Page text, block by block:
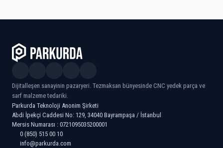
Dijitalleşen sanayinin pazaryeri. Tezmaksan bünyesinde CNC yedek parça ve
sarf malzeme tedariki.
Parkurda Teknoloji Anonim Şirketi
Abdi İpekçi Caddesi No: 129, 34040 Bayrampaşa / İstanbul
Mersis Numarası : 0721095035200001
0 (850) 515 00 10
info@parkurda.com